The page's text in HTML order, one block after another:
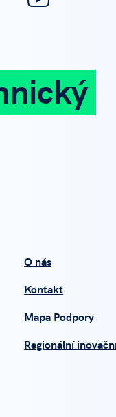
O nás
Kontakt
Mapa Podpory
Regionální